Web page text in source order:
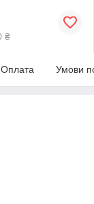
₴
Оплата Умови